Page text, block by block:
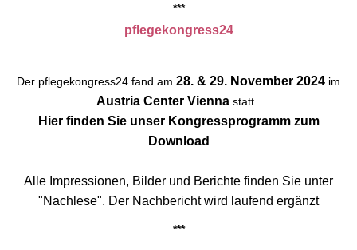
​​​​​​***
pflegekongress24
Der pflegekongress24 fand am 28. & 29. November 2024 im
Austria Center Vienna statt.
Hier finden Sie unser Kongressprogramm zum
Download
Alle Impressionen, Bilder und Berichte finden Sie unter
"Nachlese". Der Nachbericht wird laufend ergänzt
***​​​​​